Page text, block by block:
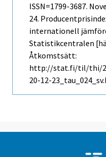
ISSN=1799-3687.
24.
internationell
Statistikcentralen
Åtkomstsätt:
http://stat.fi/til/thi/
20-12-